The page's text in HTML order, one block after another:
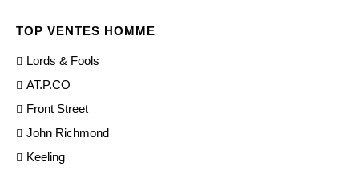
TOP VENTES HOMME
Lords & Fools
AT.P.CO
Front Street
John Richmond
Keeling